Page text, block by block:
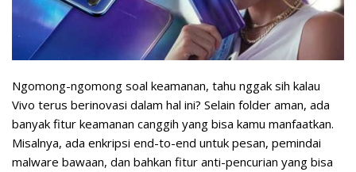
Ngomong-ngomong soal keamanan, tahu nggak sih kalau
Vivo terus berinovasi dalam hal ini? Selain folder aman, ada
banyak fitur keamanan canggih yang bisa kamu manfaatkan.
Misalnya, ada enkripsi end-to-end untuk pesan, pemindai
malware bawaan, dan bahkan fitur anti-pencurian yang bisa